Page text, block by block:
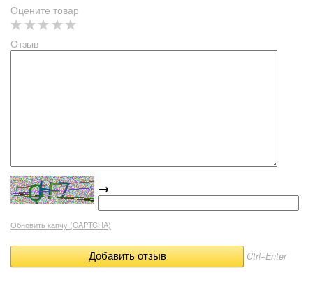
Оцените товар
Отзыв
→
Обновить капчу (CAPTCHA)
Ctrl+Enter